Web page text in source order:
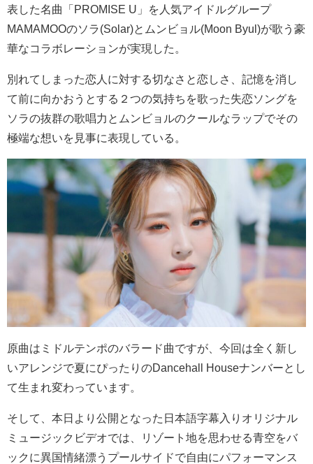
表した名曲「PROMISE U」を人気アイドルグループ
MAMAMOOのソラ(Solar)とムンビョル(Moon Byul)が歌う豪
華なコラボレーションが実現した。
別れてしまった恋人に対する切なさと恋しさ、記憶を消し
て前に向かおうとする２つの気持ちを歌った失恋ソングを
ソラの抜群の歌唱力とムンビョルのクールなラップでその
極端な想いを見事に表現している。
原曲はミドルテンポのバラード曲ですが、今回は全く新し
いアレンジで夏にぴったりの​​Dancehall Houseナンバーとし
て生まれ変わっています。
そして、本日より公開となった日本語字幕入りオリジナル
ミュージックビデオでは、リゾート地を思わせる青空をバ
ックに異国情緒漂うプールサイドで自由にパフォーマンス